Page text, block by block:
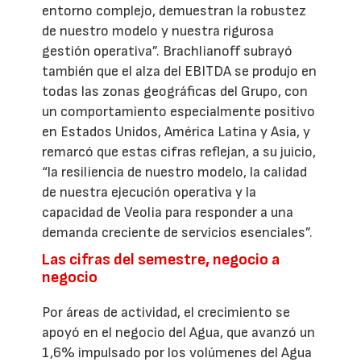
entorno complejo, demuestran la robustez
de nuestro modelo y nuestra rigurosa
gestión operativa”. Brachlianoff subrayó
también que el alza del EBITDA se produjo en
todas las zonas geográficas del Grupo, con
un comportamiento especialmente positivo
en Estados Unidos, América Latina y Asia, y
remarcó que estas cifras reflejan, a su juicio,
“la resiliencia de nuestro modelo, la calidad
de nuestra ejecución operativa y la
capacidad de Veolia para responder a una
demanda creciente de servicios esenciales”.
Las cifras del semestre, negocio a
negocio
Por áreas de actividad, el crecimiento se
apoyó en el negocio del Agua, que avanzó un
1,6% impulsado por los volúmenes del Agua